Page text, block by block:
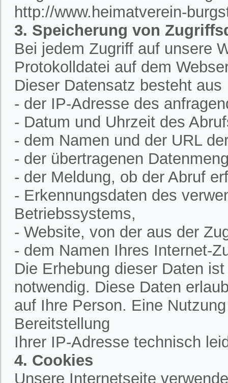
http://www.heimatverein-
3. Speicherung von
Bei jedem Zugriff auf unsere
Protokolldatei auf dem
Dieser Datensatz besteht aus
- der IP-Adresse des
- Datum und Uhrzeit des
- dem Namen und der URL
- der übertragenen
- der Meldung, ob der Abruf
- Erkennungsdaten des
Betriebssystems,
- Website, von der aus der
- dem Namen Ihres Internet-
Die Erhebung dieser Daten
notwendig. Diese Daten
auf Ihre Person. Eine
Bereitstellung
Ihrer IP-Adresse technisch
4. Cookies
Unsere Internetseite